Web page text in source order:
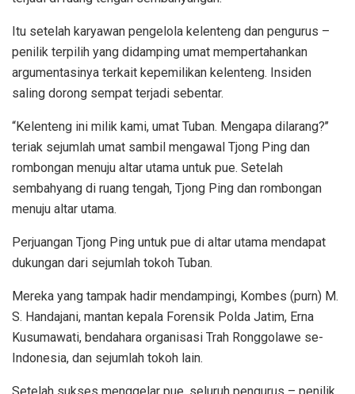
Itu setelah karyawan pengelola kelenteng dan pengurus –
penilik terpilih yang didamping umat mempertahankan
argumentasinya terkait kepemilikan kelenteng. Insiden
saling dorong sempat terjadi sebentar.
“Kelenteng ini milik kami, umat Tuban. Mengapa dilarang?’’
teriak sejumlah umat sambil mengawal Tjong Ping dan
rombongan menuju altar utama untuk pue. Setelah
sembahyang di ruang tengah, Tjong Ping dan rombongan
menuju altar utama.
Perjuangan Tjong Ping untuk pue di altar utama mendapat
dukungan dari sejumlah tokoh Tuban.
Mereka yang tampak hadir mendampingi, Kombes (purn) M.
S. Handajani, mantan kepala Forensik Polda Jatim, Erna
Kusumawati, bendahara organisasi Trah Ronggolawe se-
Indonesia, dan sejumlah tokoh lain.